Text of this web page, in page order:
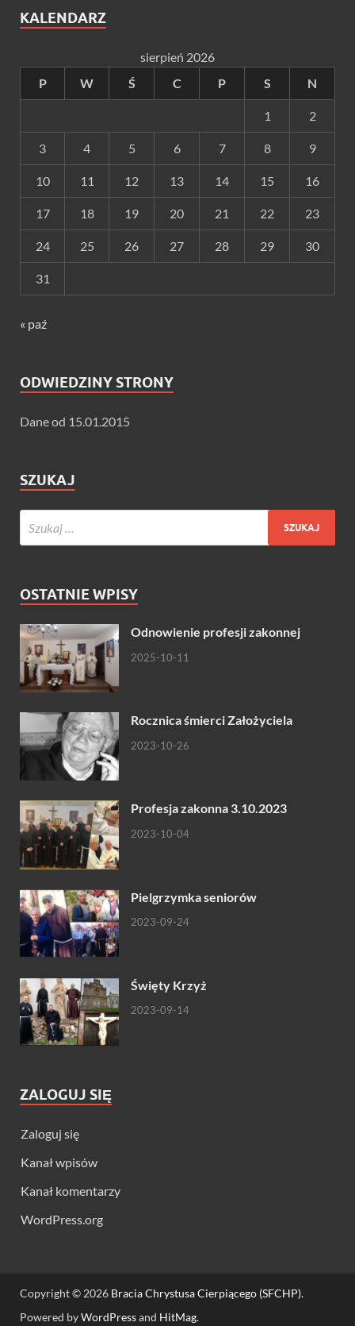
KALENDARZ
sierpień 2026
P
W Ś C P S N
1 2
3 4 5 6 7 8 9
10 11 12 13 14 15 16
17 18 19 20 21 22 23
24 25 26 27 28 29 30
31
« paź
ODWIEDZINY STRONY
Dane od 15.01.2015
SZUKAJ
OSTATNIE WPISY
Odnowienie profesji zakonnej
2025-10-11
Rocznica śmierci Założyciela
2023-10-26
Profesja zakonna 3.10.2023
2023-10-04
Pielgrzymka seniorów
2023-09-24
Święty Krzyż
2023-09-14
ZALOGUJ SIĘ
Zaloguj się
Kanał wpisów
Kanał komentarzy
WordPress.org
Copyright © 2026 Bracia Chrystusa Cierpiącego (SFCHP).
Powered byWordPressand HitMag.